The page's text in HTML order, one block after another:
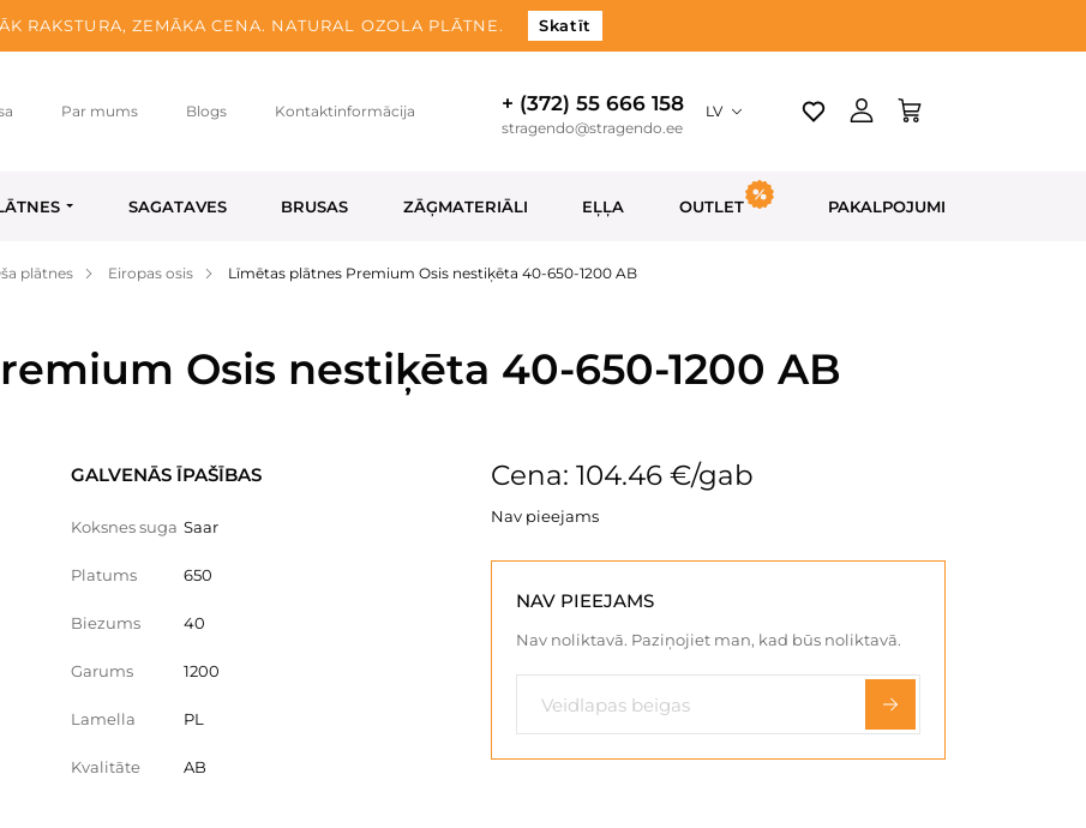
RAKSTURA, ZEMĀKA CENA. NATURAL OZOLA PLĀTNE. Skatīt
Par mums Blogs Kontaktinformācija + (372) 55 666 158
stragendo@stragendo.ee
LV
SAGATAVES BRUSAS ZĀĢMATERIĀLI EĻĻA OUTLET PAKALPOJUMI
plātnes Eiropas osis Līmētas plātnes Premium Osis nestiķēta 40-650-1200 AB
Osis nestiķēta 40-650-1200 AB
GALVENĀS ĪPAŠĪBAS
Koksnes suga Saar
Platums 650
Biezums 40
Garums 1200
Lamella PL
Kvalitāte AB
Cena: 104.46 €/gab
Nav pieejams
NAV PIEEJAMS
Nav noliktavā. Paziņojiet man, kad būs noliktavā.